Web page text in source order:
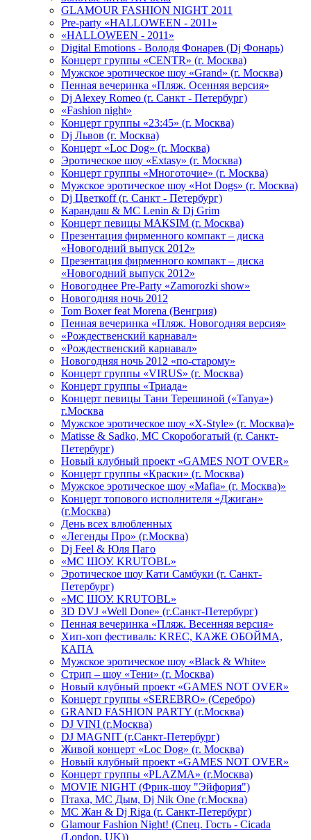
GLAMOUR FASHION NIGHT 2011
Pre-party «HALLOWEEN - 2011»
«HALLOWEEN - 2011»
Digital Emotions - Володя Фонарев (Dj Фонарь)
Концерт группы «CENTR» (г. Москва)
Мужское эротическое шоу «Grand» (г. Москва)
Пенная вечеринка «Пляж. Осенняя версия»
Dj Alexey Romeo (г. Санкт - Петербург)
«Fashion night»
Концерт группы «23:45» (г. Москва)
Dj Львов (г. Москва)
Концерт «Loc Dog» (г. Москва)
Эротическое шоу «Extasy» (г. Москва)
Концерт группы «Многоточие» (г. Москва)
Мужское эротическое шоу «Hot Dogs» (г. Москва)
Dj Цветкоff (г. Санкт - Петербург)
Карандаш & МС Lenin & Dj Grim
Концерт певицы МАКSIМ (г. Москва)
Презентация фирменного компакт – диска
«Новогодний выпуск 2012»
Презентация фирменного компакт – диска
«Новогодний выпуск 2012»
Новогоднее Pre-Party «Zamorozki show»
Новогодняя ночь 2012
Tom Boxer feat Morena (Венгрия)
Пенная вечеринка «Пляж. Новогодняя версия»
«Рождественский карнавал»
«Рождественский карнавал»
Новогодняя ночь 2012 «по-старому»
Концерт группы «VIRUS» (г. Москва)
Концерт группы «Триада»
Концерт певицы Тани Терешиной («Tanya»)
г.Москва
Мужское эротическое шоу «X-Style» (г. Москва)»
Matissе & Sadko, MC Скоробогатый (г. Санкт-
Петербург)
Новый клубный проект «GAMES NOT OVER»
Концерт группы «Краски» (г. Москва)
Мужское эротическое шоу «Mafia» (г. Москва)»
Концерт топового исполнителя «Джиган»
(г.Москва)
День всех влюбленных
«Легенды Про» (г.Москва)
Dj Feel & Юля Паго
«МС ШОУ. KRUTOBL»
Эротическое шоу Кати Самбуки (г. Санкт-
Петербург)
«МС ШОУ. KRUTOBL»
3D DVJ «Well Done» (г.Санкт-Петербург)
Пенная вечеринка «Пляж. Весенняя версия»
Хип-хоп фестиваль: KREC, КАЖЕ ОБОЙМА,
КАПА
Мужское эротическое шоу «Black & White»
Стрип – шоу «Тени» (г. Москва)
Новый клубный проект «GAMES NOT OVER»
Концерт группы «SEREBRO» (Серебро)
GRAND FASHION PARTY (г.Москва)
DJ VINI (г.Москва)
DJ MAGNIT (г.Санкт-Петербург)
Живой концерт «Loc Dog» (г. Москва)
Новый клубный проект «GAMES NOT OVER»
Концерт группы «PLAZMA» (г.Москва)
MOVIE NIGHT (Фрик-шоу "Эйфория")
Птаха, МС Дым, Dj Nik One (г.Москва)
МС Жан & Dj Riga (г. Санкт-Петербург)
Glamour Fashion Night! (Спец. Гость - Cicada
(London, UK))